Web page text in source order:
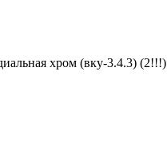
хром (вку-3.4.3) (2!!!)